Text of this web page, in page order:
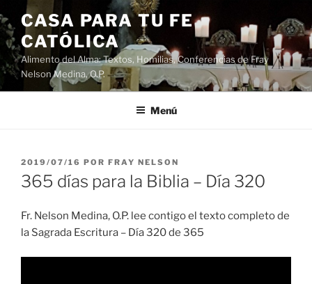
Saltar
al
contenido
CASA PARA TU FE
CATÓLICA
Alimento del Alma: Textos, Homilias, Conferencias de Fray
Nelson Medina, O.P.
Menú
PUBLICADO
EL
2019/07/16 POR FRAY NELSON
365 días para la Biblia – Día 320
Fr. Nelson Medina, O.P. lee contigo el texto completo de
la Sagrada Escritura – Día 320 de 365